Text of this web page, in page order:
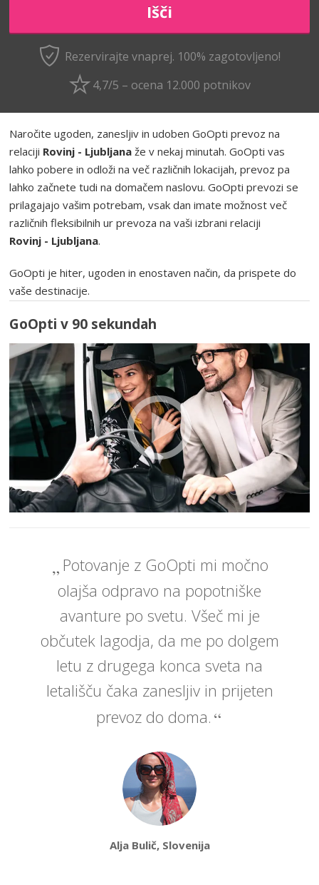
Rezervirajte vnaprej. 100% zagotovljeno!
4,7/5 – ocena 12.000 potnikov
Naročite ugoden, zanesljiv in udoben GoOpti prevoz na
relaciji Rovinj - Ljubljana že v nekaj minutah. GoOpti vas
lahko pobere in odloži na več različnih lokacijah, prevoz pa
lahko začnete tudi na domačem naslovu. GoOpti prevozi se
prilagajajo vašim potrebam, vsak dan imate možnost več
različnih fleksibilnih ur prevoza na vaši izbrani relaciji
Rovinj - Ljubljana.
GoOpti je hiter, ugoden in enostaven način, da prispete do
vaše destinacije.
GoOpti v 90 sekundah
Potovanje z GoOpti mi močno
olajša odpravo na popotniške
avanture po svetu. Všeč mi je
občutek lagodja, da me po dolgem
letu z drugega konca sveta na
letališču čaka zanesljiv in prijeten
prevoz do doma.
Alja Bulič, Slovenija